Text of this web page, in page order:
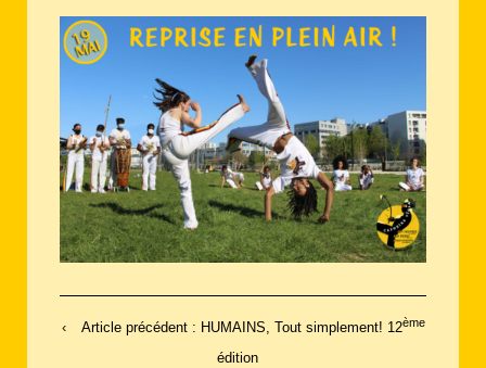
‹ Article précédent : HUMAINS, Tout simplement! 12ème
édition